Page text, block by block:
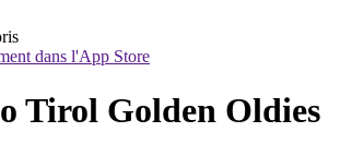
dans l'App Store
Tirol Golden Oldies